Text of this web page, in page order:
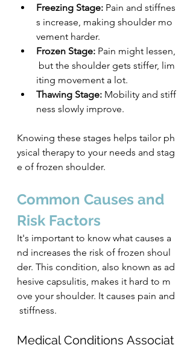
Freezing Stage: Pain and stiffnes
s increase, making shoulder mo
vement harder.
Frozen Stage: Pain might lessen,
but the shoulder gets stiffer, lim
iting movement a lot.
Thawing Stage: Mobility and stiff
ness slowly improve.
Knowing these stages helps tailor ph
ysical therapy to your needs and stag
e of frozen shoulder.
Common Causes and
Risk Factors
It's important to know what causes a
nd increases the risk of frozen shoul
der. This condition, also known as ad
hesive capsulitis, makes it hard to m
ove your shoulder. It causes pain and
stiffness.
Medical Conditions Associat